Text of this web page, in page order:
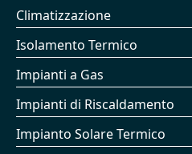
Climatizzazione
Isolamento Termico
Impianti a Gas
Impianti di Riscaldamento
Impianto Solare Termico